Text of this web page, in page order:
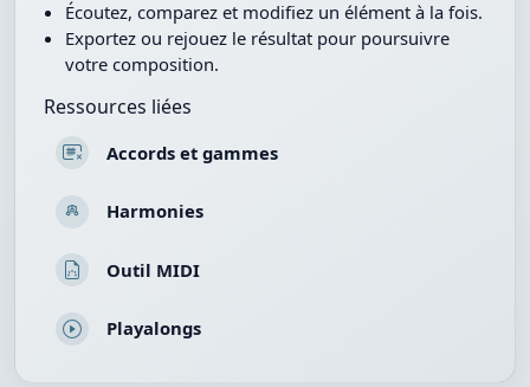
Écoutez, comparez et modifiez un élément à la fois.
Exportez ou rejouez le résultat pour poursuivre
votre composition.
Ressources liées
Accords et gammes
Harmonies
Outil MIDI
Playalongs